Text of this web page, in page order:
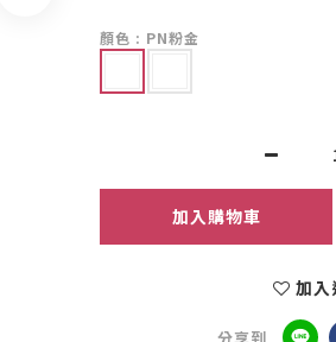
顏色 : PN粉金
加入購物車
加入